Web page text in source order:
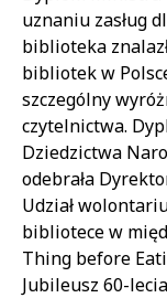
uznaniu zasług
biblioteka
bibliotek w
szczególny
czytelnictwa.
Dziedzictwa
odebrała
Udział
bibliotece w
Thing before
Jubileusz 60-